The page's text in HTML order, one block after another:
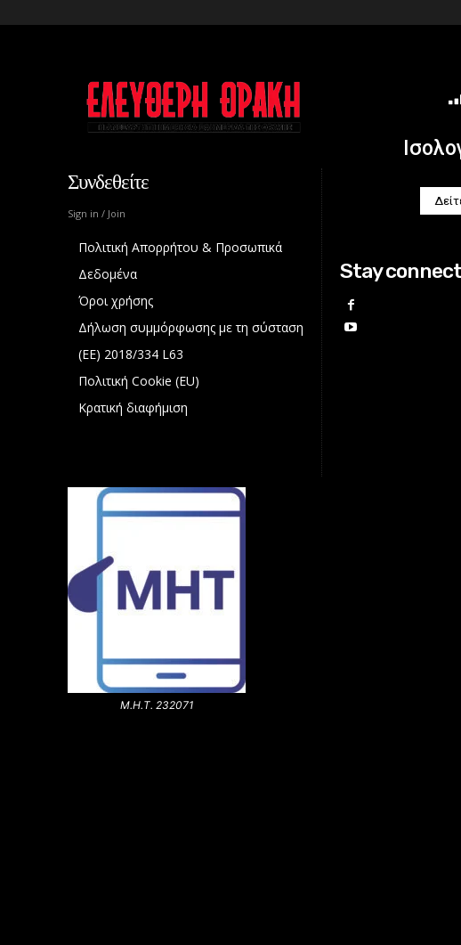
Συνδεθείτε
Sign in / Join
Πολιτική Απορρήτου & Προσωπικά
Δεδομένα
Όροι χρήσης
Δήλωση συμμόρφωσης με τη σύσταση
(ΕΕ) 2018/334 L63
Πολιτική Cookie (EU)
Κρατική διαφήμιση
Μ.Η.Τ. 232071
Stay